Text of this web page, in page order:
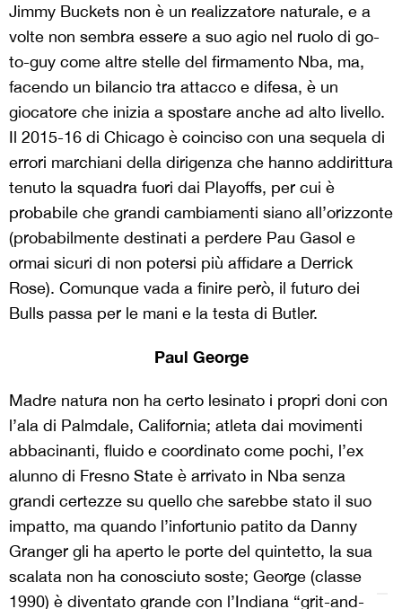
Jimmy Buckets non è un realizzatore naturale, e a
volte non sembra essere a suo agio nel ruolo di go-
to-guy come altre stelle del firmamento Nba, ma,
facendo un bilancio tra attacco e difesa, è un
giocatore che inizia a spostare anche ad alto livello.
Il 2015-16 di Chicago è coinciso con una sequela di
errori marchiani della dirigenza che hanno addirittura
tenuto la squadra fuori dai Playoffs, per cui è
probabile che grandi cambiamenti siano all’orizzonte
(probabilmente destinati a perdere Pau Gasol e
ormai sicuri di non potersi più affidare a Derrick
Rose). Comunque vada a finire però, il futuro dei
Bulls passa per le mani e la testa di Butler.
Paul George
Madre natura non ha certo lesinato i propri doni con
l’ala di Palmdale, California; atleta dai movimenti
abbacinanti, fluido e coordinato come pochi, l’ex
alunno di Fresno State è arrivato in Nba senza
grandi certezze su quello che sarebbe stato il suo
impatto, ma quando l’infortunio patito da Danny
Granger gli ha aperto le porte del quintetto, la sua
scalata non ha conosciuto soste; George (classe
1990) è diventato grande con l’Indiana “grit-and-